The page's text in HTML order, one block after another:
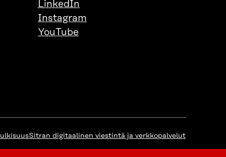
LinkedIn
Instagram
YouTube
Sitran digitaalinen viestintä ja verkkopalvelut